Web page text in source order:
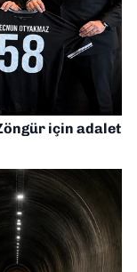
için adalet